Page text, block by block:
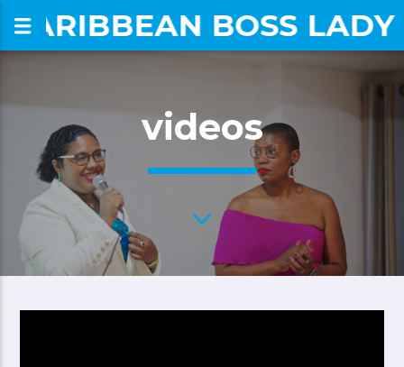
CARIBBEAN BOSS LADY
videos